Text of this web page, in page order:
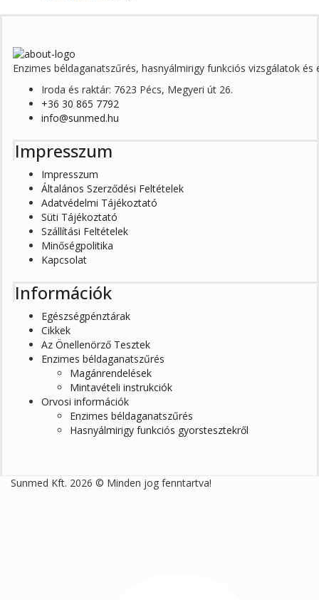
Enzimes béldaganatszűrés, hasnyálmirigy funkciós vizsgálatok
Iroda és raktár: 7623 Pécs, Megyeri út 26.
+36 30 865 7792
info@sunmed.hu
Impresszum
Impresszum
Általános Szerződési Feltételek
Adatvédelmi Tájékoztató
Süti Tájékoztató
Szállítási Feltételek
Minőségpolitika
Kapcsolat
Információk
Egészségpénztárak
Cikkek
Az Önellenörző Tesztek
Enzimes béldaganatszűrés
Magánrendelések
Mintavételi instrukciók
Orvosi információk
Enzimes béldaganatszűrés
Hasnyálmirigy funkciós gyorstesztekről
Sunmed Kft. 2026 © Minden jog fenntartva!